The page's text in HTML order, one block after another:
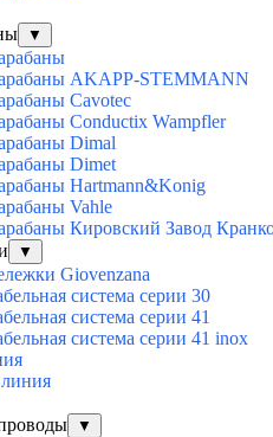
▼
AKAPP-STEMMANN
Cavotec
Conductix Wampfler
Dimal
Dimet
Hartmann&Konig
Vahle
Кировский Завод
▼
Giovenzana
система серии 30
система серии 41
система серии 41 inox
▼